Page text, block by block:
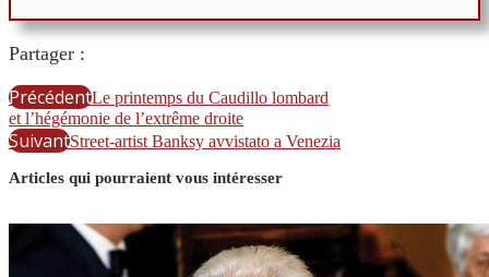
Partager :
PrécédentLe printemps du Caudillo lombard
et l’hégémonie de l’extrême droite
SuivantStreet-artist Banksy avvistato a Venezia
Articles qui pourraient vous intéresser